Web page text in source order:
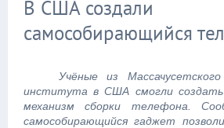
В США создали
самособирающийся
Учёные из Массачусетского
института в США смогли
механизм сборки телефона.
самособирающийся гаджет